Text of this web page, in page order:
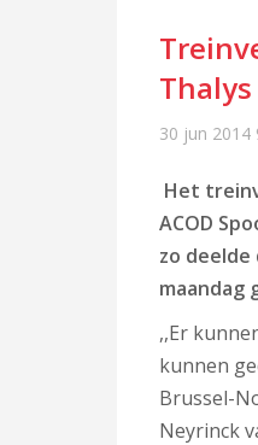
30 jun 2014
Het
ACOD
zo
maandag
,,Er
kunnen
Brussel-
Neyrinck